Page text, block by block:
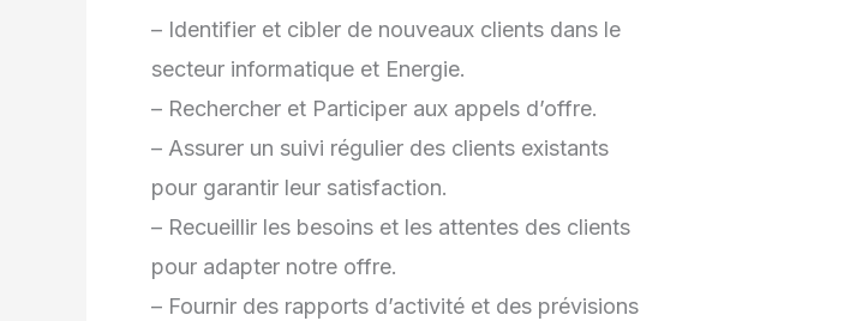
– Identifier et cibler de nouveaux clients dans le
secteur informatique et Energie.
– Rechercher et Participer aux appels d’offre.
– Assurer un suivi régulier des clients existants
pour garantir leur satisfaction.
– Recueillir les besoins et les attentes des clients
pour adapter notre offre.
– Fournir des rapports d’activité et des prévisions